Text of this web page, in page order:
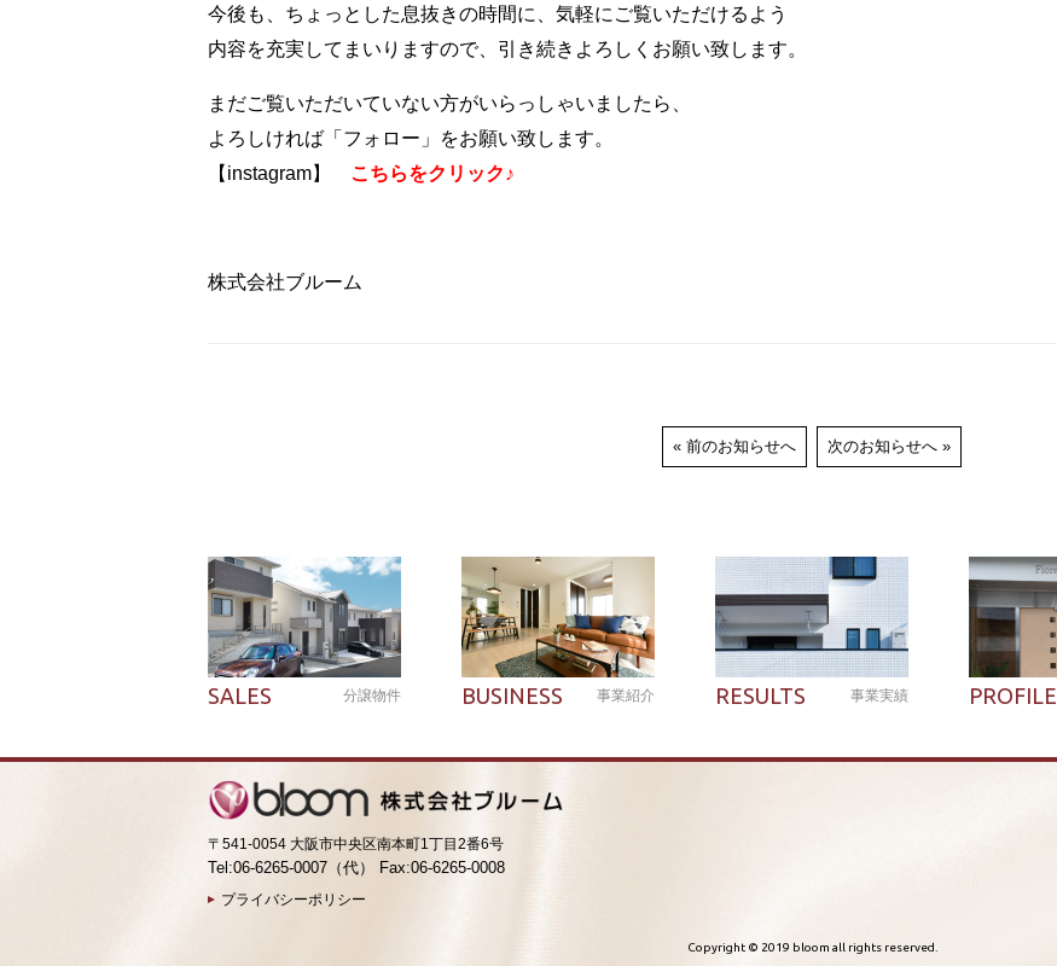
今後も、ちょっとした息抜きの時間に、気軽にご覧いただけるよう
内容を充実してまいりますので、引き続きよろしくお願い致します。
まだご覧いただいていない方がいらっしゃいましたら、
よろしければ「フォロー」をお願い致します。
【instagram】 こちらをクリック♪
株式会社ブルーム
前のお知らせへ 次のお知らせへ
SALES 分譲物件 BUSINESS 事業紹介 RESULTS 事業実績 PROFILE
〒541-0054 大阪市中央区南本町1丁目2番6号
Tel:06-6265-0007（代） Fax:06-6265-0008
プライバシーポリシー
Copyright © 2019 bloom all rights reserved.